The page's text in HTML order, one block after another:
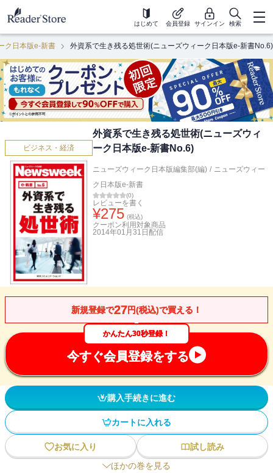
はじめて 会員登録 サインイン 検索
ク日本版e-新書 外資系で生き残る処世術(ニューズウィーク日本版e-新書No.6)
ビジネス・経済
外資系で生き残る処世術(ニューズウィ
ーク日本版e-新書No.6)
ニューズウィーク日本版編集部(編) / ニューズウィー
ク日本版e-新書
(0)
レビューを書く
¥275 (税込)
クーポン利用対象商品
2014年01月31日 配信
新規登録で27円(税込)で買える！
かんたん30秒登録！
今すぐ会員登録をする
購入手続きに進む
カートに入れる
お気に入り
試し読み
ほかの巻を見る